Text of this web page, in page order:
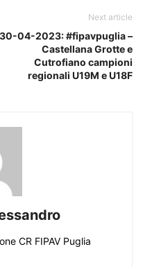
Next article
30-04-2023: #fipavpuglia –
Castellana Grotte e
Cutrofiano campioni
regionali U19M e U18F
CR FIPAV Puglia